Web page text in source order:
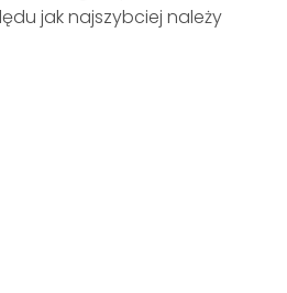
jak najszybciej należy